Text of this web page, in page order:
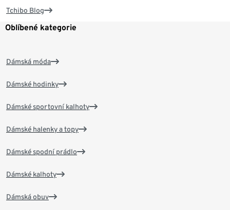
Tchibo Blog
Oblíbené kategorie
Dámská móda
Dámské hodinky
Dámské sportovní kalhoty
Dámské halenky a topy
Dámské spodní prádlo
Dámské kalhoty
Dámská obuv